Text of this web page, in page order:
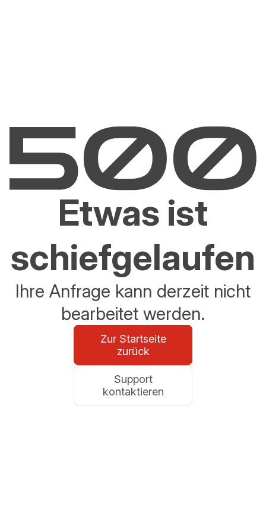
Etwas ist
schiefgelaufen
Ihre Anfrage kann derzeit nicht
bearbeitet werden.
Zur Startseite
zurück
Support
kontaktieren